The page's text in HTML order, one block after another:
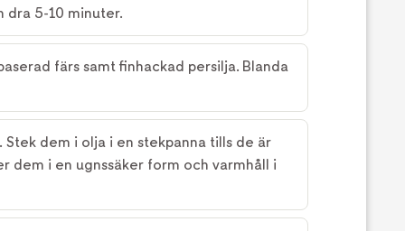
dra 5-10 minuter.
färs samt finhackad persilja. Blanda
Stek dem i olja i en stekpanna tills de är
dem i en ugnssäker form och varmhåll i